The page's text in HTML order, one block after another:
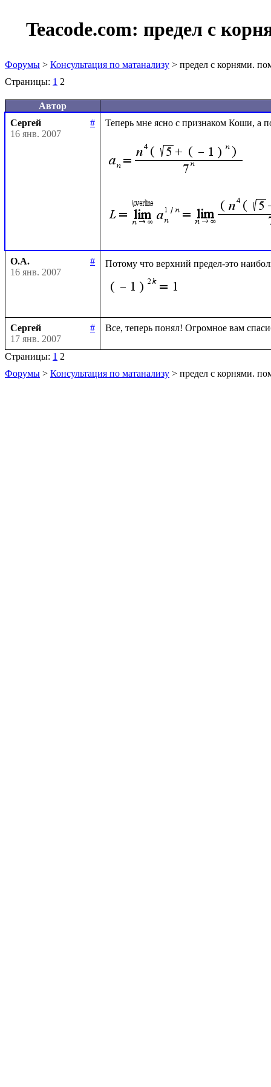
Teacode.com: предел с
Форумы > Консультация по матанализу > предел с корнями.
Страницы: 1 2
Автор
Сергей
#
16 янв. 2007
Теперь мне ясно с признаком Коши, а
О.А.
#
16 янв. 2007
Потому что верхний предел-это
Сергей
#
17 янв. 2007
Страницы: 1 2
Форумы > Консультация по матанализу > предел с корнями.